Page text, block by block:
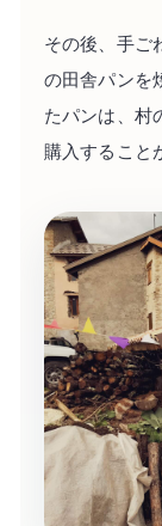
その後、手ご
の田舎パンを
たパンは、村
購入すること